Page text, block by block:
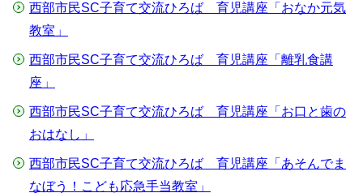
西部市民SC子育て交流ひろば 育児講座「おなか元気
教室」
西部市民SC子育て交流ひろば 育児講座「離乳食講
座」
西部市民SC子育て交流ひろば 育児講座「お口と歯の
おはなし」
西部市民SC子育て交流ひろば 育児講座「あそんでま
なぼう！こども応急手当教室」